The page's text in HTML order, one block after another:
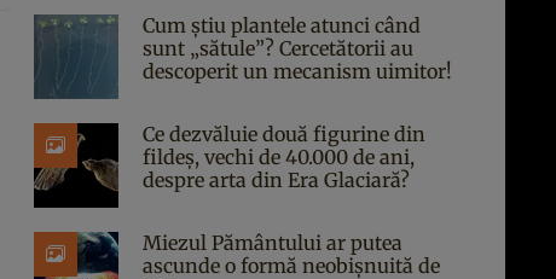
Cum știu plantele atunci când
sunt „sătule”? Cercetătorii au
descoperit un mecanism uimitor!
Ce dezvăluie două figurine din
fildeș, vechi de 40.000 de ani,
despre arta din Era Glaciară?
Miezul Pământului ar putea
ascunde o formă neobișnuită de